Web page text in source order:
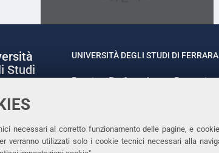
necessari al corretto funzionamento delle pagine, e
verranno utilizzati solo i cookie tecnici necessari alla
Studi
Youtube
UNIVERSITÀ DEGLI STUDI DI FERRARA
Rettrice: Prof.ssa Laura